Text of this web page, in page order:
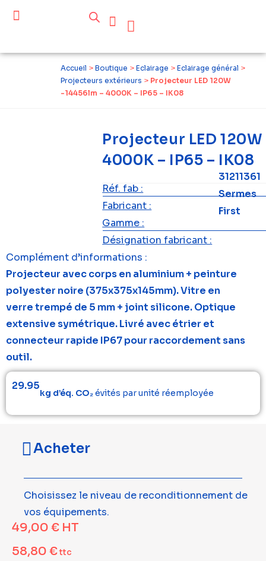
Accueil > Boutique > Eclairage > Eclairage général >
Projecteurs extérieurs > Projecteur LED 120W
-14456lm – 4000K – IP65 – IK08
Projecteur LED
4000K – IP65 – IK08
Réf. fab :
31211361
Fabricant :
Sermes
Gamme :
First
Désignation fabricant :
Complément d’informations :
Projecteur avec corps en aluminium + peinture
polyester noire (375x375x145mm). Vitre en
verre trempé de 5 mm + joint silicone. Optique
extensive symétrique. Livré avec étrier et
connecteur rapide IP67 pour raccordement sans
outil.
29.95
kg d’éq. CO₂évités par unité réemployée
Acheter
Choisissez le niveau de reconditionnement de
vos équipements.
49,00 € HT
58,80 €ttc